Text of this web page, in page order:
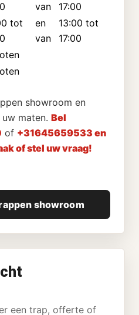
van
17:00
tot
en
van
13:00 tot
17:00
showroom en
maten. Bel
of +31645659533 en
of stel uw vraag!
showroom
een trap, offerte of